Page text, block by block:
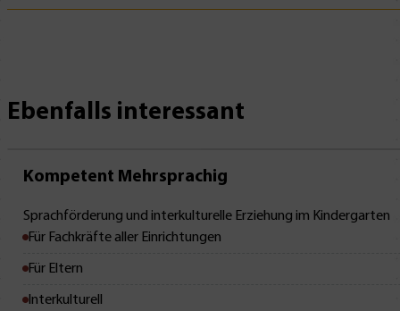
Ebenfalls interessant
Kompetent Mehrsprachig
Sprachförderung und interkulturelle Erziehung im Kindergarten
Für Fachkräfte aller Einrichtungen
Für Eltern
Interkulturell